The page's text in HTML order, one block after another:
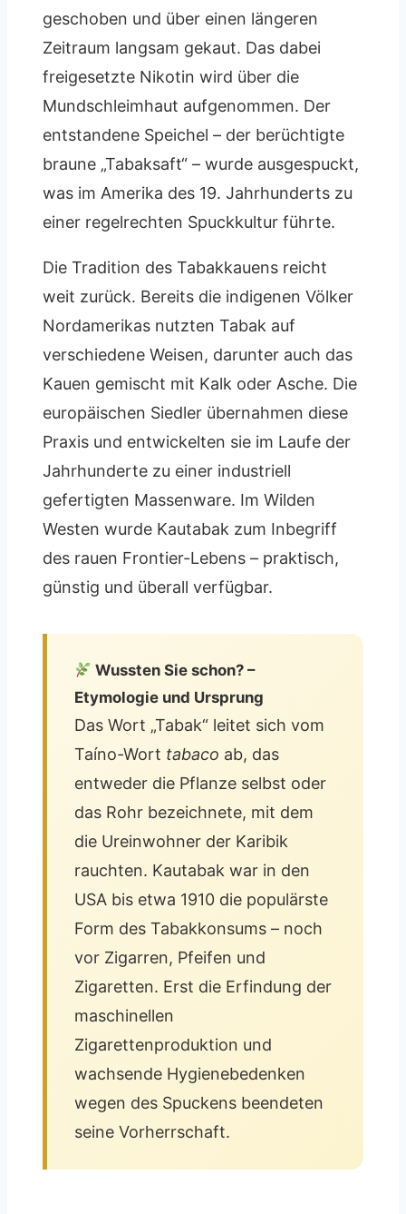
geschoben und über einen längeren
Zeitraum langsam gekaut. Das dabei
freigesetzte Nikotin wird über die
Mundschleimhaut aufgenommen. Der
entstandene Speichel – der berüchtigte
braune „Tabaksaft“ – wurde ausgespuckt,
was im Amerika des 19. Jahrhunderts zu
einer regelrechten Spuckkultur führte.
Die Tradition des Tabakkauens reicht
weit zurück. Bereits die indigenen Völker
Nordamerikas nutzten Tabak auf
verschiedene Weisen, darunter auch das
Kauen gemischt mit Kalk oder Asche. Die
europäischen Siedler übernahmen diese
Praxis und entwickelten sie im Laufe der
Jahrhunderte zu einer industriell
gefertigten Massenware. Im Wilden
Westen wurde Kautabak zum Inbegriff
des rauen Frontier-Lebens – praktisch,
günstig und überall verfügbar.
Wussten Sie schon? –
Etymologie und Ursprung
Das Wort „Tabak“ leitet sich vom
Taíno-Wort tabaco ab, das
entweder die Pflanze selbst oder
das Rohr bezeichnete, mit dem
die Ureinwohner der Karibik
rauchten. Kautabak war in den
USA bis etwa 1910 die populärste
Form des Tabakkonsums – noch
vor Zigarren, Pfeifen und
Zigaretten. Erst die Erfindung der
maschinellen
Zigarettenproduktion und
wachsende Hygienebedenken
wegen des Spuckens beendeten
seine Vorherrschaft.